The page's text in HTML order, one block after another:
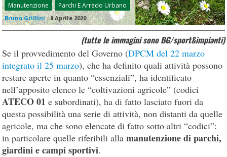
Manutenzione Parchi E Arredo Urbano
Bruno Grillini-8 Aprile 2020
(tutte le immagini sono BG/sport&impianti)
Se il provvedimento del Governo (DPCM del 22 marzo
integrato il 25 marzo), che ha definito quali attività possono
restare aperte in quanto “essenziali”, ha identificato
nell’apposito elenco le “coltivazioni agricole” (codici
ATECO 01 e subordinati), ha di fatto lasciato fuori da
questa possibilità una serie di attività, non distanti da quelle
agricole, ma che sono elencate di fatto sotto altri “codici”:
in particolare quelle riferibili allamanutenzione di parchi,
giardini e campi sportivi.